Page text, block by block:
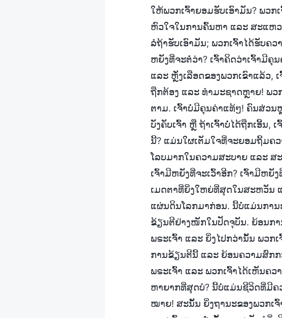
ໃຫ້ພວກເຈົ້າຍອມຮັບເອົາມັນ? ພວ
ຫົວໃຈໃນການຄົ້ນຫາ ແລະ ສະແຫ
ລໍຖ້າຮັບເອົາມັນ; ພວກເຈົ້າໄດ້ຮັບຄ
ຫຍັງທີ່ຈະຕໍ່ວ່າ? ເຈົ້າຄິດວ່າເຈົ້າມີ
ແລະ ຫຼັ່ງເລືອດຂອງພວກເຂົາແລ້ວ,
ຖືກຕ້ອງ ແລະ ທໍາມະຊາດຫຼາຍ! ພວ
ຕາມ. ເຈົ້າບໍ່ມີຄຸນຄ່າແທ້ໆ! ຄົນສ່ວນ
ບັງຄັບເຈົ້າ ຫຼື ຖ້າເຈົ້າບໍ່ໄດ້ຖືກເອີ້ນ,
ນີ້? ແມ່ນໃຜເຕັມໃຈທີ່ຈະຍອມຖິ້ມຄ
ໂລບມາກໃນຄວາມສະບາຍ ແລະ ສ
ເຈົ້າມີຫຍັງທີ່ຈະເວົ້າອີກ? ເຈົ້າມີຫຍັ
ເມດຕາທີ່ຍິ່ງໃຫຍ່ທີ່ສຸດໃນສະຫວັນ ແ
ແຜ່ນດິນໂລກມາກ່ອນ. ນີ້ບໍ່ແມ່ນການ
ຂ້ຽນຕີຢ່າງໜັກໃນປັດຈຸບັນ. ຍ້ອນກາ
ພຣະເຈົ້າ ແລະ ຍິ່ງໄປກວ່ານັ້ນ ພວກ
ການຂ້ຽນຕີນີ້ ແລະ ຍ້ອນຄວາມສົກກ
ພຣະເຈົ້າ ແລະ ພວກເຈົ້າໄດ້ເຫັນຄ
ຫາຍາກທີ່ສຸດບໍ? ນີ້ບໍ່ແມ່ນຊີວິດທີ່ມີຄ
ໝາຍ! ສະນັ້ນ ຍິ່ງຖານະຂອງພວກເ